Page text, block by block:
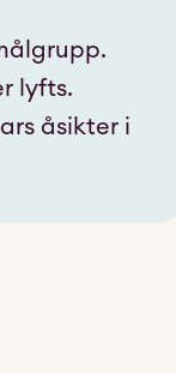
lyfts.
åsikter i